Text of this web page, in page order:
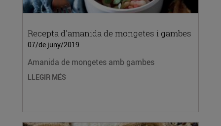
Recepta d'amanida de mongetes i gambes
07/de juny/2019
Amanida de mongetes amb gambes
LLEGIR MÉS